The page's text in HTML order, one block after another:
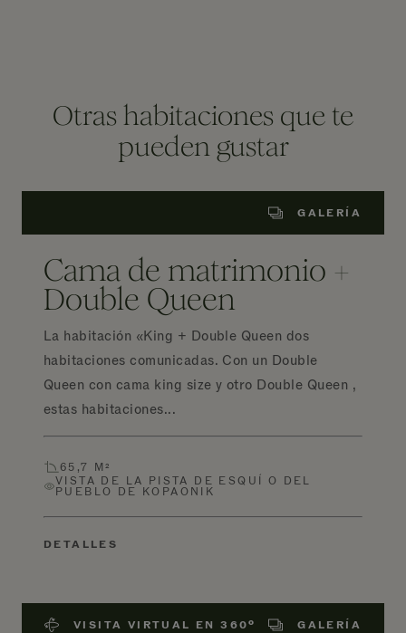
Otras habitaciones que te
pueden gustar
GALERÍA
Cama de matrimonio +
Double Queen
La habitación «King + Double Queen dos
habitaciones comunicadas. Con un Double
Queen con cama king size y otro Double Queen ,
estas habitaciones...
65,7 M²
VISTA DE LA PISTA DE ESQUÍ O DEL
PUEBLO DE KOPAONIK
DETALLES
VISITA VIRTUAL EN 360º GALERÍA